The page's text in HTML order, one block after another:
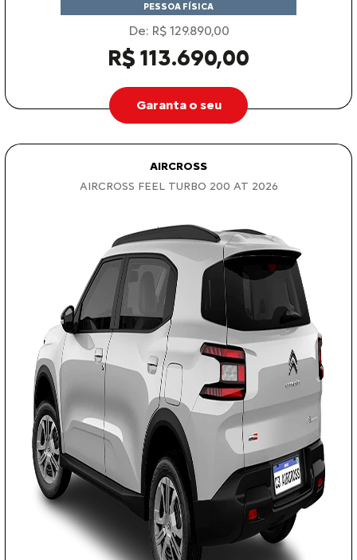
PESSOA FÍSICA
De: R$ 129.890,00
R$ 113.690,00
Garanta o seu
AIRCROSS
AIRCROSS FEEL TURBO 200 AT 2026